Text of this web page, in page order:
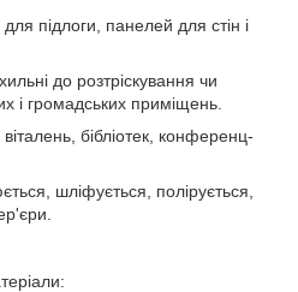
підлоги, панелей для стін і
до розтріскування чи
і громадських приміщень.
бібліотек, конференц-
шліфується, полірується,